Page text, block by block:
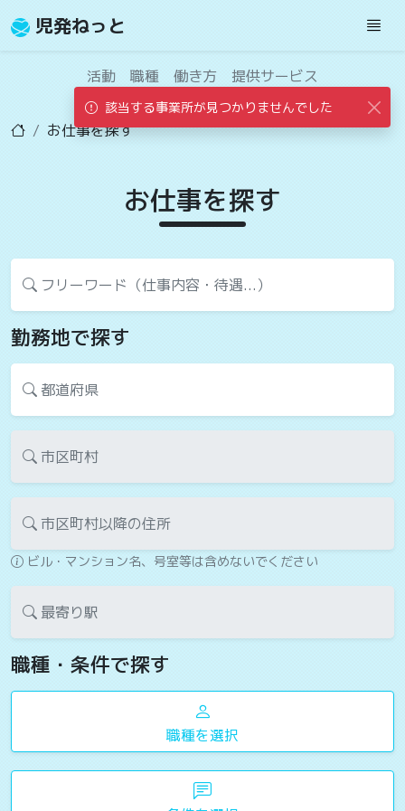
児発ねっと
活動 職種 働き方 提供サービス
お仕事を探す
お仕事を探す
フリーワード（仕事内容・待遇...）
勤務地で探す
都道府県
市区町村
市区町村以降の住所
ビル・マンション名、号室等は含めないでください
最寄り駅
職種・条件で探す
職種を選択
該当する事業所が見つかりませんでした